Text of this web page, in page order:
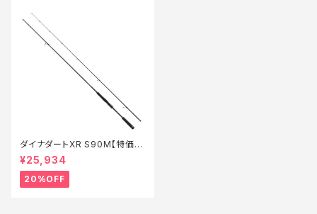
ダイナダートXR S90M【特価ロ
ッド】【20】
¥25,934
20%OFF